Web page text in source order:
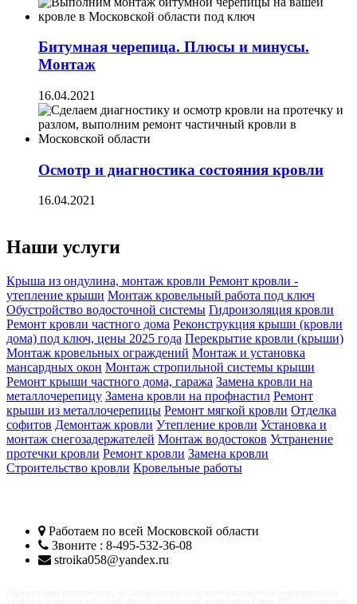
Битумная черепица. Плюсы и минусы.
Монтаж
16.04.2021
Осмотр и диагностика состояния кровли
16.04.2021
Наши услуги
Крыша из ондулина, монтаж кровли Ремонт кровли -
утепление крыши Монтаж кровельный работа под ключ
Обустройство водосточной системы Гидроизоляция кровли
Ремонт кровли частного дома Реконструкция крыши (кровли
дома) под ключ, цены 2025 года Перекрытие кровли (крыши)
Монтаж кровельных ограждений Монтаж и установка
мансардных окон Монтаж стропильной системы крыши
Ремонт крыши частного дома, гаража Замена кровли на
металлочерепицу Замена кровли на профнастил Ремонт
крыши из металлочерепицы Ремонт мягкой кровли Отделка
софитов Демонтаж кровли Утепление кровли Установка и
монтаж снегозадержателей Монтаж водостоков Устранение
протечки кровли Ремонт кровли Замена кровли
Строительство кровли Кровельные работы
Работаем по всей Московской области
Звоните : 8-495-532-36-08
stroika058@yandex.ru